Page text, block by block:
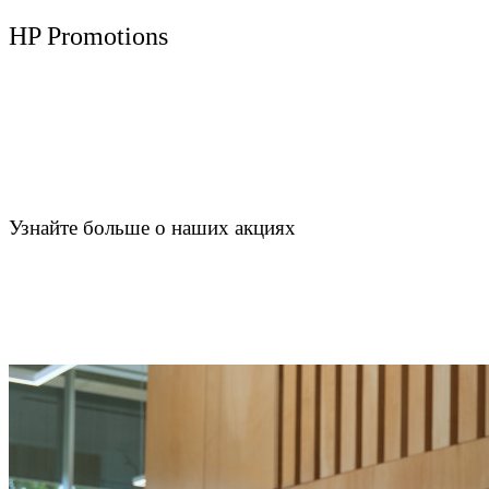
HP Promotions
Узнайте больше о наших акциях